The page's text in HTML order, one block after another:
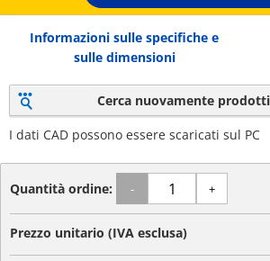
Informazioni sulle specifiche e
sulle dimensioni
Cerca nuovamente
I dati CAD possono essere scaricati sul PC
Quantità ordine: - +
Prezzo unitario (IVA esclusa)